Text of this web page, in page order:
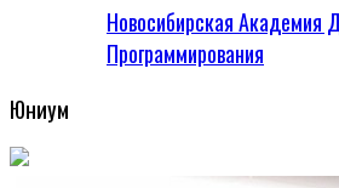
Новосибирская Академия
Программирования
Юниум